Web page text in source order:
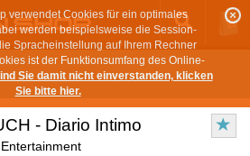
verwendet Cookies für ein optimales
werden beispielsweise die Session-
Spracheinstellung auf Ihrem Rechner
ist der Funktionsumfang des Online-
Sie damit nicht einverstanden, klicken
Sie bitte hier.
- Diario Intimo